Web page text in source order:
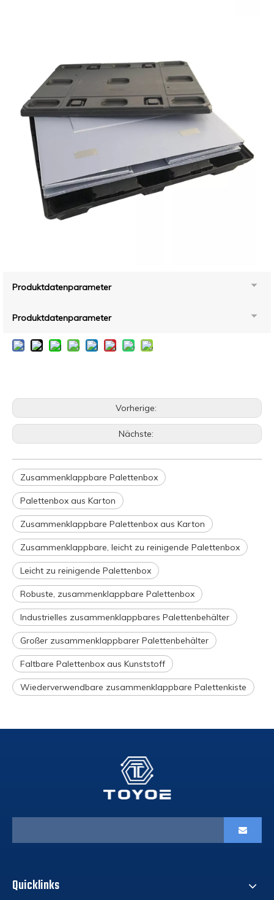
Produktdatenparameter
Produktdatenparameter
Vorherige:
Nächste:
Zusammenklappbare Palettenbox
Palettenbox aus Karton
Zusammenklappbare Palettenbox aus Karton
Zusammenklappbare, leicht zu reinigende Palettenbox
Leicht zu reinigende Palettenbox
Robuste, zusammenklappbare Palettenbox
Industrielles zusammenklappbares Palettenbehälter
Großer zusammenklappbarer Palettenbehälter
Faltbare Palettenbox aus Kunststoff
Wiederverwendbare zusammenklappbare Palettenkiste
Quicklinks